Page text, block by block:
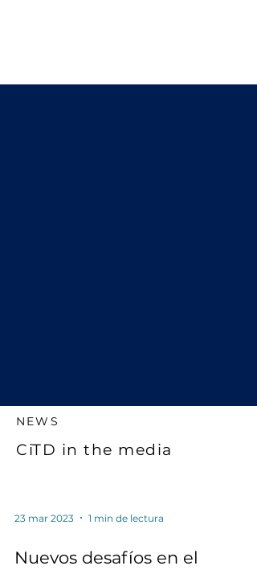
NEWS
CiTD in the media
23 mar 2023 1 min de lectura
Nuevos desafíos en el